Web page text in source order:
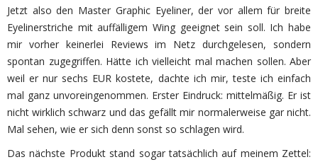
Jetzt also den Master Graphic Eyeliner, der vor allem für breite
Eyelinerstriche mit auffälligem Wing geeignet sein soll. Ich habe
mir vorher keinerlei Reviews im Netz durchgelesen, sondern
spontan zugegriffen. Hätte ich vielleicht mal machen sollen. Aber
weil er nur sechs EUR kostete, dachte ich mir, teste ich einfach
mal ganz unvoreingenommen. Erster Eindruck: mittelmäßig. Er ist
nicht wirklich schwarz und das gefällt mir normalerweise gar nicht.
Mal sehen, wie er sich denn sonst so schlagen wird.
Das nächste Produkt stand sogar tatsächlich auf meinem Zettel: